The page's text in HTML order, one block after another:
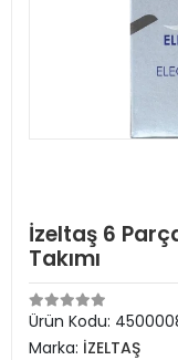
İzeltaş 6
Takımı
Ürün Kodu:
Marka: İZELTAŞ